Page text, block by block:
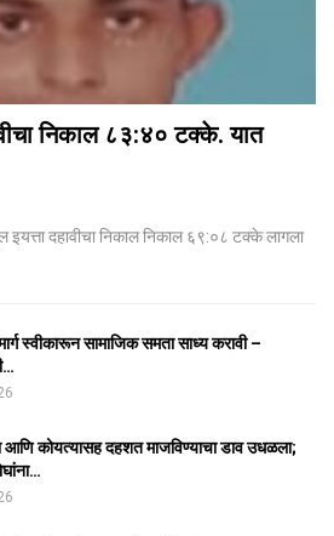
निकाल ८३:४० टक्के. यात
इयत्ता दहावीचा निकाल निकाल ६९:०८ टक्के लागला
स्वीकारून सामाजिक समता साध्य करावी –
आणि कोयत्यासह दहशत माजविण्याचा डाव उधळला;